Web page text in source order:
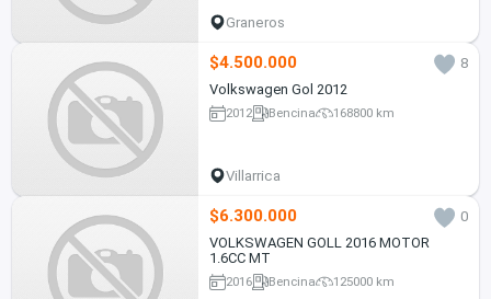
Graneros
$4.500.000
8
Volkswagen Gol 2012
2012 Bencina 168800 km
Villarrica
$6.300.000
0
VOLKSWAGEN GOLL 2016 MOTOR
1.6CC MT
2016 Bencina 125000 km